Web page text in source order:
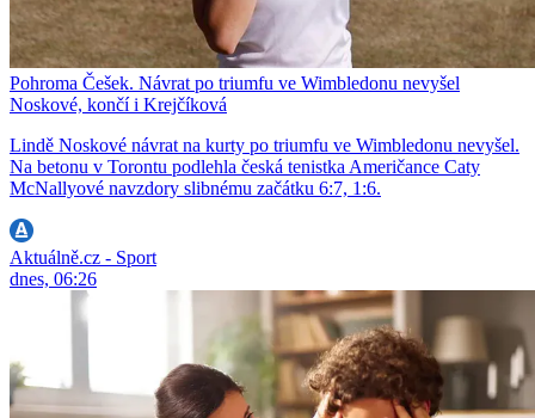
Pohroma Češek. Návrat po triumfu ve Wimbledonu nevyšel
Noskové, končí i Krejčíková
Lindě Noskové návrat na kurty po triumfu ve Wimbledonu nevyšel.
Na betonu v Torontu podlehla česká tenistka Američance Caty
McNallyové navzdory slibnému začátku 6:7, 1:6.
Aktuálně.cz - Sport
dnes, 06:26